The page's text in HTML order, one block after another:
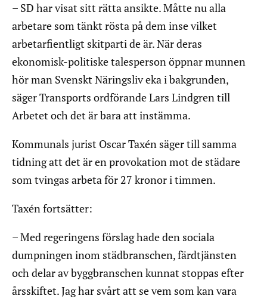
– SD har visat sitt rätta ansikte. Måtte nu alla
arbetare som tänkt rösta på dem inse vilket
arbetarfientligt skitparti de är. När deras
ekonomisk-politiske talesperson öppnar munnen
hör man Svenskt Näringsliv eka i bakgrunden,
säger Transports ordförande Lars Lindgren till
Arbetet och det är bara att instämma.
Kommunals jurist Oscar Taxén säger till samma
tidning att det är en provokation mot de städare
som tvingas arbeta för 27 kronor i timmen.
Taxén fortsätter:
– Med regeringens förslag hade den sociala
dumpningen inom städbranschen, färdtjänsten
och delar av byggbranschen kunnat stoppas efter
årsskiftet. Jag har svårt att se vem som kan vara